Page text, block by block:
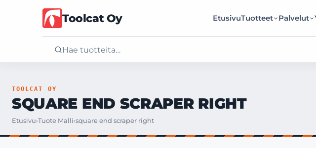
Toolcat Oy EtusivuTuotteet Palvelut
Tuotteet
TOOLCAT OY
SQUARE END SCRAPER RIGHT
Etusivu›Tuote Malli›square end scraper right